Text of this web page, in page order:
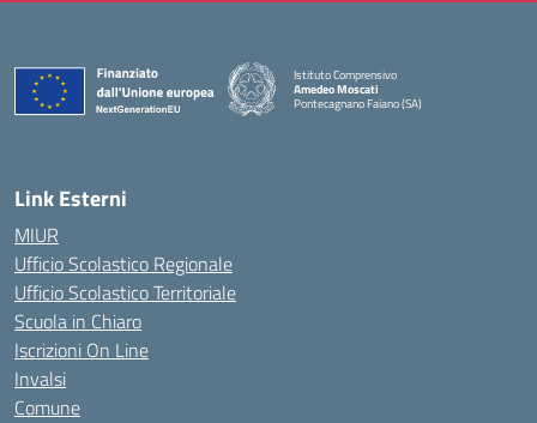
Istituto Comprensivo
Amedeo Moscati
Pontecagnano Faiano (SA)
— Visita la pagina iniziale della scuola
Link Esterni
MIUR
Ufficio Scolastico Regionale
Ufficio Scolastico Territoriale
Scuola in Chiaro
Iscrizioni On Line
Invalsi
Comune